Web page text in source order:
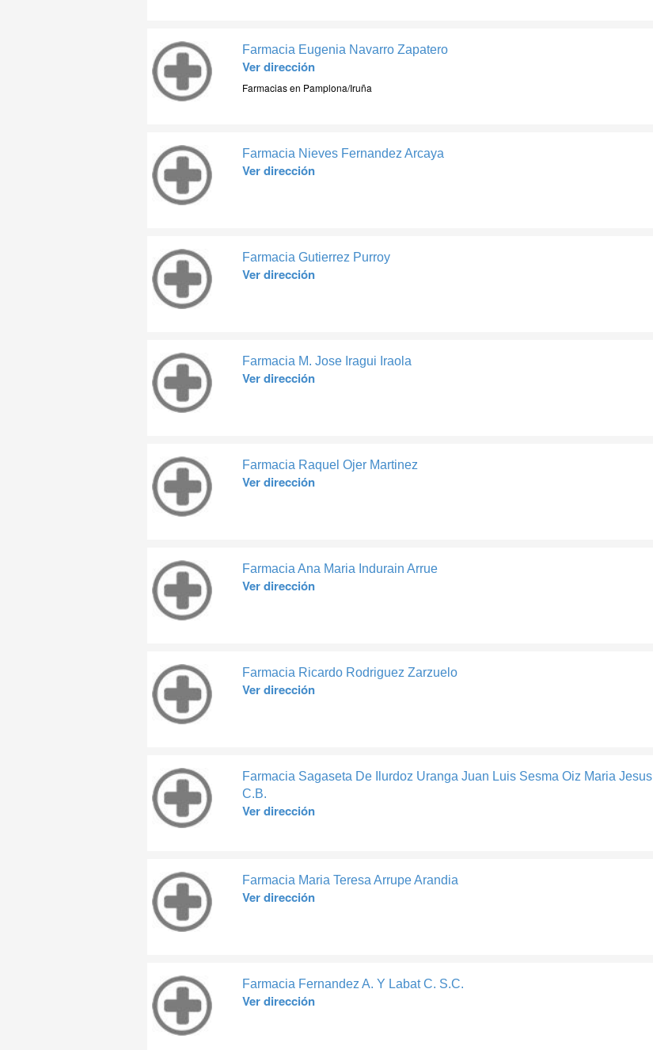
Farmacia Eugenia Navarro Zapatero
Ver dirección
Farmacias en Pamplona/Iruña
Farmacia Nieves Fernandez Arcaya
Ver dirección
Farmacia Gutierrez Purroy
Ver dirección
Farmacia M. Jose Iragui Iraola
Ver dirección
Farmacia Raquel Ojer Martinez
Ver dirección
Farmacia Ana Maria Indurain Arrue
Ver dirección
Farmacia Ricardo Rodriguez Zarzuelo
Ver dirección
Farmacia Sagaseta De Ilurdoz Uranga Juan Luis Sesma Oiz Maria Jesus
C.B.
Ver dirección
Farmacia Maria Teresa Arrupe Arandia
Ver dirección
Farmacia Fernandez A. Y Labat C. S.C.
Ver dirección